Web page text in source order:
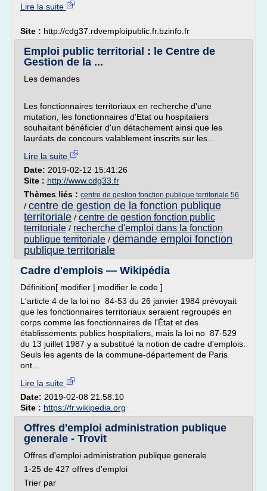
Lire la suite
Site : http://cdg37.rdvemploipublic.fr.bzinfo.fr
Emploi public territorial : le Centre de
Gestion de la ...
Les demandes
Les fonctionnaires territoriaux en recherche d'une
mutation, les fonctionnaires d'Etat ou hospitaliers
souhaitant bénéficier d'un détachement ainsi que les
lauréats de concours valablement inscrits sur les...
Lire la suite
Date: 2019-02-12 15:41:26
Site : http://www.cdg33.fr
Thèmes liés : centre de gestion fonction publique territoriale 56
/ centre de gestion de la fonction publique
territoriale / centre de gestion fonction public
territoriale / recherche d'emploi dans la fonction
publique territoriale / demande emploi fonction
publique territoriale
Cadre d'emplois — Wikipédia
Définition[ modifier | modifier le code ]
L'article 4 de la loi no 84-53 du 26 janvier 1984 prévoyait
que les fonctionnaires territoriaux seraient regroupés en
corps comme les fonctionnaires de l'État et des
établissements publics hospitaliers, mais la loi no 87-529
du 13 juillet 1987 y a substitué la notion de cadre d'emplois.
Seuls les agents de la commune-département de Paris
ont...
Lire la suite
Date: 2019-02-08 21:58:10
Site : https://fr.wikipedia.org
Offres d'emploi administration publique
generale - Trovit
Offres d'emploi administration publique generale
1-25 de 427 offres d'emploi
Trier par